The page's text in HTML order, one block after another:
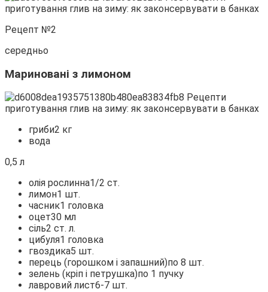
Рецепт №2
середньо
Мариновані з лимоном
гриби2 кг
вода
0,5 л
олія рослинна1/2 ст.
лимон1 шт.
часник1 головка
оцет30 мл
сіль2 ст. л.
цибуля1 головка
гвоздика5 шт.
перець (горошком і запашний)по 8 шт.
зелень (кріп і петрушка)по 1 пучку
лавровий лист6-7 шт.